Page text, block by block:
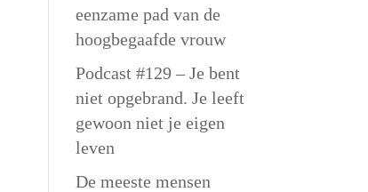
eenzame pad van de
hoogbegaafde vrouw
Podcast #129 – Je bent
niet opgebrand. Je leeft
gewoon niet je eigen
leven
De meeste mensen